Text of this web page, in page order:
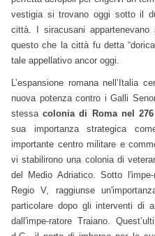
vestigia si trovano oggi sotto il
città. I siracusani
questo che la città fu detta
tale appellativo ancor oggi.
L’espansione romana nell’Italia
nuova potenza contro i Galli
stessacolonia di Roma nel 276
sua importanza strategica
importante centro militare e
vi stabilirono una colonia di
del Medio Adriatico. Sotto
Regio V, raggiunse
particolare dopo gli interventi di
dall'impe-ratore Traiano.